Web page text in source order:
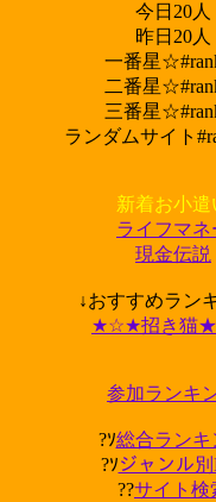
今日20人
昨日20人
一番星
二番星
三番星
ランダムサイト
新着お小遣
ライフマネ
現金伝説
↓おすすめラン
★☆★招き猫
参加ランキ
?ｿ総合ランキ
?ｿジャンル別
??サイト検